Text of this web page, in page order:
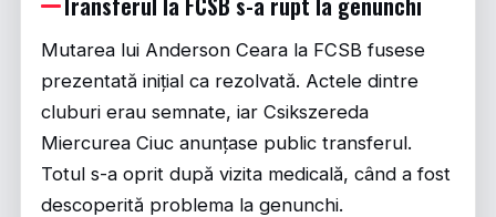
Mutarea lui Anderson Ceara la FCSB fusese
prezentată inițial ca rezolvată. Actele dintre
cluburi erau semnate, iar Csikszereda
Miercurea Ciuc anunțase public transferul.
Totul s-a oprit după vizita medicală, când a fost
descoperită problema la genunchi.